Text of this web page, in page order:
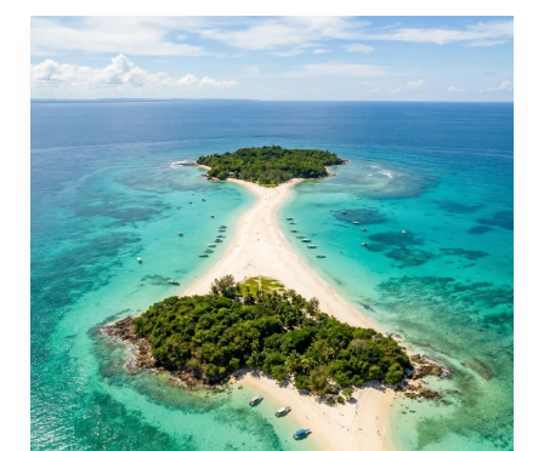
Nosy
Iranja
:
l’île
aux
tortues
à
découvrir